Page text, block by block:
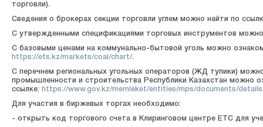
торговли).
Сведения о брокерах секции торговли углем можно найти по
С утвержденными спецификациями торговых инструментов
С базовыми ценами на коммунально-бытовой уголь можно
https://ets.kz/markets/coal/chart/.
С перечнем региональных угольных операторов (ЖД тупики)
промышленности и строительства Республики Казахстан можно
ссылке: https://www.gov.kz/memleket/entities/mps/documents/
Для участия в биржевых торгах необходимо:
- открыть код торгового счета в Клиринговом центре ЕТС для